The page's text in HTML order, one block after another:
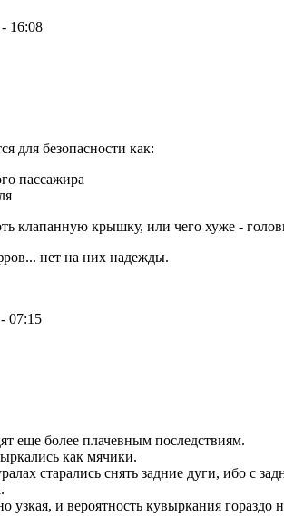
16:08
для безопасности как:
пассажира
клапанную крышку, или чего хуже -
нет на них надежды.
07:15
еще более плачевным последствиям.
как мячики.
старались снять задние дуги, ибо с
узкая, и вероятность кувыркания гораздо